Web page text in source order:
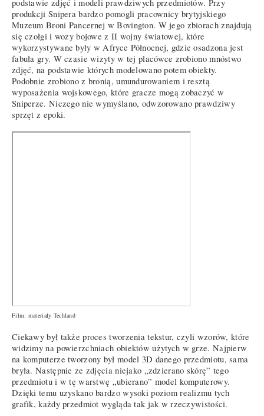
podstawie zdjęć i modeli prawdziwych przedmiotów. Przy
produkcji Snipera bardzo pomogli pracownicy brytyjskiego
Muzeum Broni Pancernej w Bovington. W jego zbiorach znajdują
się czołgi i wozy bojowe z II wojny światowej, które
wykorzystywane były w Afryce Północnej, gdzie osadzona jest
fabuła gry. W czasie wizyty w tej placówce zrobiono mnóstwo
zdjęć, na podstawie których modelowano potem obiekty.
Podobnie zrobiono z bronią, umundurowaniem i resztą
wyposażenia wojskowego, które gracze mogą zobaczyć w
Sniperze. Niczego nie wymyślano, odwzorowano prawdziwy
sprzęt z epoki.
Film: materiały Techland
Ciekawy był także proces tworzenia tekstur, czyli wzorów, które
widzimy na powierzchniach obiektów użytych w grze. Najpierw
na komputerze tworzony był model 3D danego przedmiotu, sama
bryła. Następnie ze zdjęcia niejako „zdzierano skórę” tego
przedmiotu i w tę warstwę „ubierano” model komputerowy.
Dzięki temu uzyskano bardzo wysoki poziom realizmu tych
grafik, każdy przedmiot wygląda tak jak w rzeczywistości.